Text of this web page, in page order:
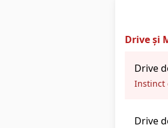
Drive și
Drive
Instinct
Drive